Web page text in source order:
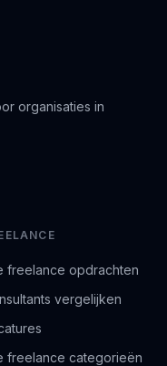
organisaties in
freelance opdrachten
vergelijken
freelance categorieën